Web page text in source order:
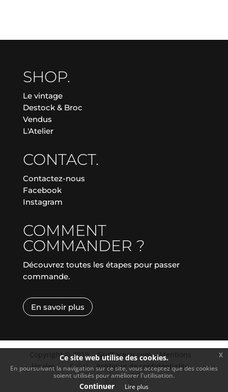
SHOP.
Le vintage
Destock & Broc
Vendus
L'Atelier
CONTACT.
Contactez-nous
Facebook
Instagram
COMMENT
COMMANDER ?
Découvrez toutes les étapes pour passer
commande.
En savoir plus
Copyright © 2019| Graffocean.com | Mentions
légales | | C.G.V. |Politique de confidentialité
Ce site web utilise des cookies.
En poursuivant la navigation sur ce site, vous acceptez que des cookies
soient utilisés pour améliorer l'utilisation.
Continuer Lire plus
x